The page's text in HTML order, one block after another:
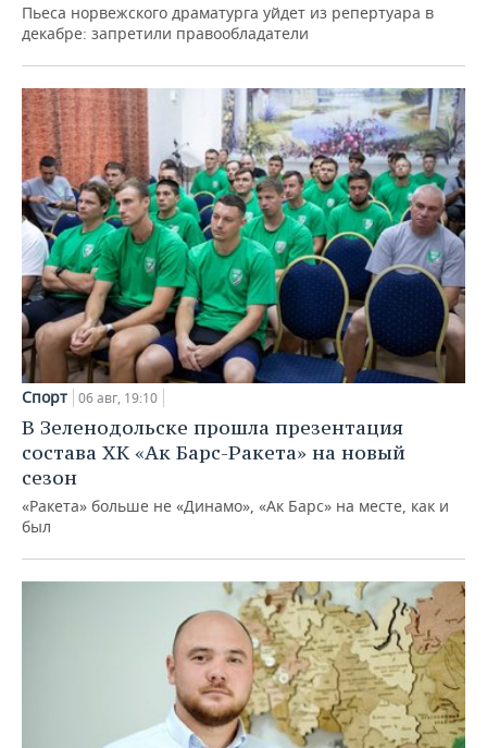
Пьеса норвежского драматурга уйдет из репертуара в
декабре: запретили правообладатели
Спорт 06 авг, 19:10
В Зеленодольске прошла презентация
состава ХК «Ак Барс-Ракета» на новый
сезон
«Ракета» больше не «Динамо», «Ак Барс» на месте, как и
был